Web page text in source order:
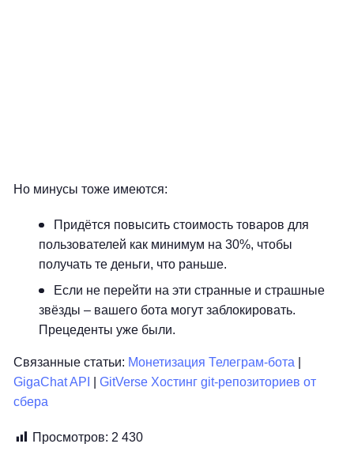
Но минусы тоже имеются:
Придётся повысить стоимость товаров для
пользователей как минимум на 30%, чтобы
получать те деньги, что раньше.
Если не перейти на эти странные и страшные
звёзды – вашего бота могут заблокировать.
Прецеденты уже были.
Связанные статьи: Монетизация Телеграм-бота
GigaChat API
|GitVerse Хостинг git-репозиториев от
сбера
Просмотров: 2 430